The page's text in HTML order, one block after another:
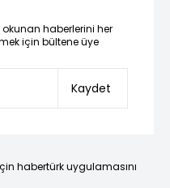
haberlerini her
için bültene üye
Kaydet
habertürk uygulamasını